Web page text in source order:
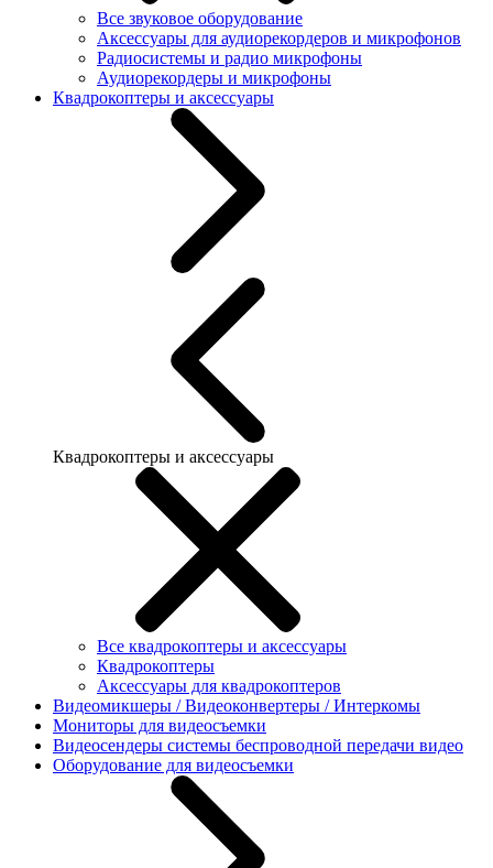
Все звуковое оборудование
Аксессуары для аудиорекордеров и микрофонов
Радиосистемы и радио микрофоны
Аудиорекордеры и микрофоны
Квадрокоптеры и аксессуары
Квадрокоптеры и аксессуары
Все квадрокоптеры и аксессуары
Квадрокоптеры
Аксессуары для квадрокоптеров
Видеомикшеры / Видеоконвертеры / Интеркомы
Мониторы для видеосъемки
Видеосендеры системы беспроводной передачи видео
Оборудование для видеосъемки